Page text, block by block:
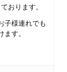
おります。
子様連れでも
す。